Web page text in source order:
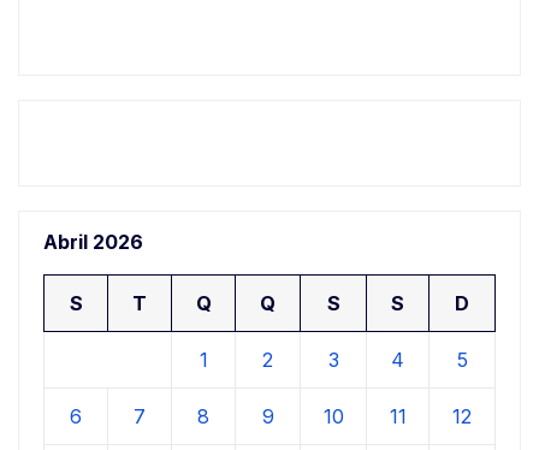
Abril 2026
S T Q Q S S D
1 2 3 4 5
6 7 8 9 10 11 12